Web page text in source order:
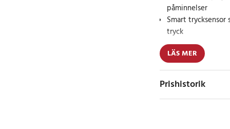
påminnelser
Smart
tryck
Braun Oral-B iO
skonsam och
magnetisk iO-teknik.
kombineras med
rengöra tänderna
LÄS MER
Prishistorik